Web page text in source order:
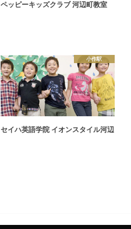
ペッピーキッズクラブ 河辺町教室
小作駅
セイハ英語学院 イオンスタイル河辺